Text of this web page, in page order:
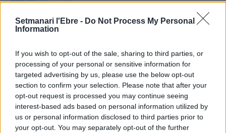
Setmanari l'Ebre - Do Not Process My Personal
Information
If you wish to opt-out of the sale, sharing to third parties, or
processing of your personal or sensitive information for
targeted advertising by us, please use the below opt-out
section to confirm your selection. Please note that after your
opt-out request is processed you may continue seeing
interest-based ads based on personal information utilized by
us or personal information disclosed to third parties prior to
your opt-out. You may separately opt-out of the further
Meteorologia
més alta registrada mai a les Terres de
Meteorologia
Vinebre registra la temperatura més alta
mai mesurada a Catalunya en un mes de
maig
5 de juny de 2026
El març del 2026 ha estat el quart més càlid
registrat mai al món, amb 1,48 graus per
sobre dels nivells preindustrials